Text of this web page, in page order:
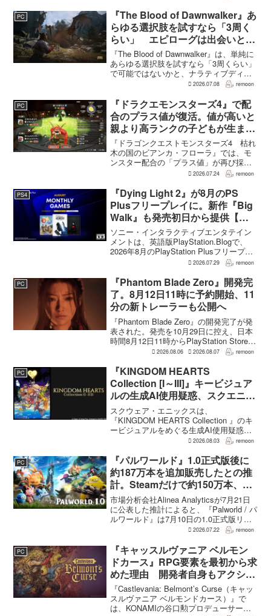
氏も、「最初の2作で泣かなかった人も...
PC
『The Blood of Dawnwalker』あ
らゆる選択肢を試すなら「3周く
らい」 エピローグは出会いと選
択で変化
『The Blood of Dawnwalker』は、単純に
あらゆる選択肢を試すなら「3周くらい」
で可能ではないかと、ナラティブディレ
クターのJakub Szamałek氏がファミ
はエンディングへ収束...
2026.07.08 remoon
PC
『ドラクエモンスターズ4』で配
合のプラス値が復活。値が高いと
親より高ランクの子どもが生まれ
ることも
『ドラゴンクエストモンスターズ4 枯れ
木の国のビアンカ・フローラ』では、モ
ンスター配合の「プラス値」が再び採用
される。配合を繰り返すことで数値が増
が高くなる補正がかかる。前作『ドラゴ
ンクエストモンスターズ...
2026.07.24 remoon
PS4
『Dying Light 2』が8月のPS
Plusフリープレイに。新作『Big
Walk』も発売初日から提供【海
外発表】
ソニー・インタラクティブエンタテイン
メントは、英語版PlayStation.Blogで、
2026年8月のPlayStation Plusフリープレ
イとして『Dying Light 2 Stay Human:
2026.07.29 remoon
PC
『Phantom Blade Zero』開発完
了。8月12日11時に予約開始、11
分の新トレーラーも公開へ
『Phantom Blade Zero』の開発完了が発
表された。発売を10月29日に控え、日本
時間8月12日11時からPlayStation Store、
Steam、Epic Games Storeで予約受付が
2026.08.06 2026.08.07 remoon
PC
『KINGDOM HEARTS
Collection [I～III]』キービジュア
ルの生成AI使用疑惑、スクエニが
否定――不自然な描写は「人為的
ミス」
スクウェア・エニックスは、
『KINGDOM HEARTS Collection 』のキ
ービジュアルをめぐる生成AI使用疑惑に
ついて、問題となったアセットは開発チ
不自然な箇所は「人為的ミス」によるも
のだと...
2026.08.03 remoon
PC
『パルワールド』1.0正式版後に
約187万本を追加販売したとの推
計。Steamだけで約150万本、累
計3050万本規模
市場分析会社Alinea Analyticsが7月21日
に公表した推計によると、『Palworld / パ
ルワールド』は7月10日の1.0正式版リリ
ース後、Steamで約150万本、PS5で約30
各プ...
2026.07.22 remoon
PC
『キャッスルヴァニア ベルモン
ドカース』RPG要素を最初から求
めた理由 開発者自身もアクショ
ンのつらさを実感
『Castlevania: Belmont’s Curse（キャッ
スルヴァニア ベルモンドカース）』で
は、KONAMIの谷口勲プロデューサー